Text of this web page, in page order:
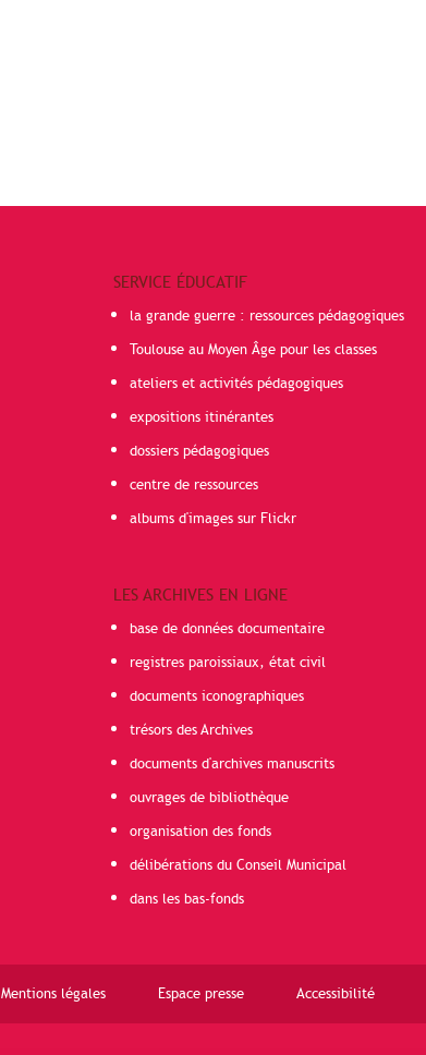
SERVICE ÉDUCATIF
la grande guerre : ressources pédagogiques
Toulouse au Moyen Âge pour les classes
ateliers et activités pédagogiques
expositions itinérantes
dossiers pédagogiques
centre de ressources
albums d'images sur Flickr
LES ARCHIVES EN LIGNE
base de données documentaire
registres paroissiaux, état civil
documents iconographiques
trésors des Archives
documents d'archives manuscrits
ouvrages de bibliothèque
organisation des fonds
délibérations du Conseil Municipal
dans les bas-fonds
Mentions légales Espace presse Accessibilité